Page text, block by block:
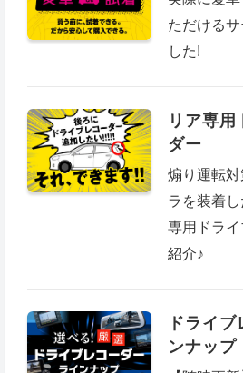
ただける
した!
リア専用
ダー
煽り運転
ラを装着
専用ドラ
紹介♪
ドライ
ンナップ